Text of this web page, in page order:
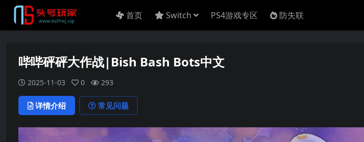
首页 Switch PS4游戏专区 防失联
哔哔砰砰大作战|Bish Bash Bots中文
2025-11-03 0 293
详情介绍 常见问题